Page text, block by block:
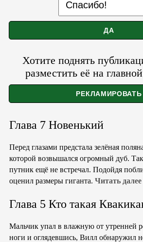
Хотите поднять
разместить её на
Глава 7 Новенький
Перед глазами предстала зелёная
которой возвышался огромный дуб.
путник ещё не встречал. Подойдя
оценил размеры гиганта. Читать далее
Глава 5 Кто такая
Мальчик упал в влажную от утренней
ноги и оглядевшись, Вилл обнаружил